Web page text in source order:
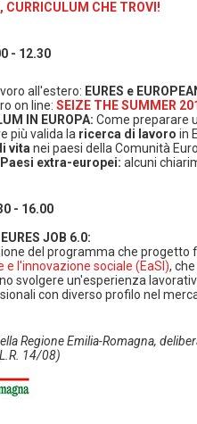
CURRICULUM CHE TROVI!
- 12.30
all'estero: EURES e
on line: SEIZE THE SUMMER
IN EUROPA: Come preparare
più valida la ricerca di lavoro in
vita nei paesi della Comunità
extra-europei: alcuni
- 16.00
JOB 6.0:
del programma che progetto
e l'innovazione sociale (EaSI),
svolgere un'esperienza
con diverso profilo nel
Regione Emilia-Romagna,
14/08)